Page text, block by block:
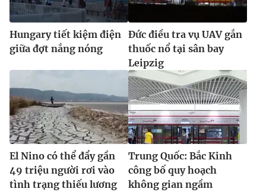
Hungary tiết kiệm điện
giữa đợt nắng nóng
Đức điều tra vụ UAV gắn
thuốc nổ tại sân bay
Leipzig
El Nino có thể đẩy gần
49 triệu người rơi vào
tình trạng thiếu lương
Trung Quốc: Bắc Kinh
công bố quy hoạch
không gian ngầm